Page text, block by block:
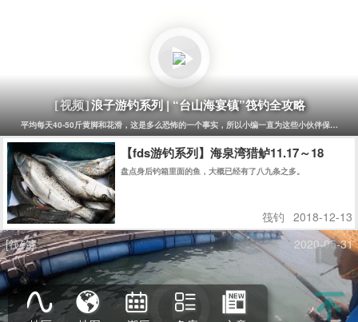
[筏钓]
2020-05-31
[视频]只要去得多，总能遇上巨物，上11斤大石斑-阳江港口船
我还是从前那个小编,没有一丝丝改变,时间只不过是考验,种在心中龟念丝毫未减~~眼前这个小
Copyright © 2014Eisk.CN.Allrights reservedsitemap
粤公网安备 44170202000142号
粤ICP备14100453号-1
潮汐精灵
潮汐表精灵